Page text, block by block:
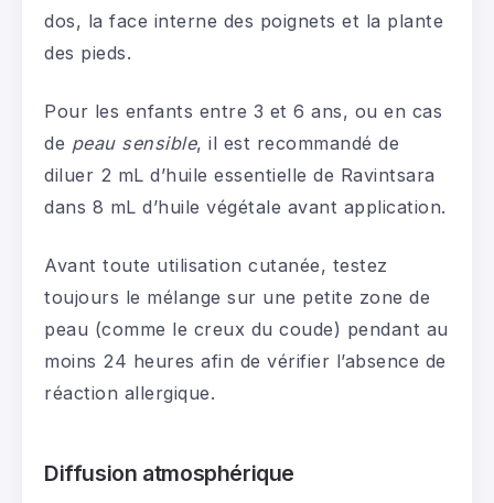
dos, la face interne des poignets et la plante
des pieds.
Pour les enfants entre 3 et 6 ans, ou en cas
de peau sensible, il est recommandé de
diluer 2 mL d’huile essentielle de Ravintsara
dans 8 mL d’huile végétale avant application.
Avant toute utilisation cutanée, testez
toujours le mélange sur une petite zone de
peau (comme le creux du coude) pendant au
moins 24 heures afin de vérifier l’absence de
réaction allergique.
Diffusion atmosphérique